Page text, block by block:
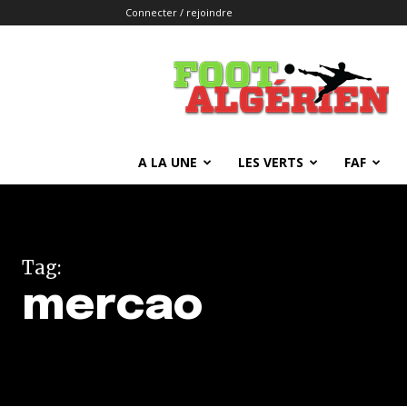
Connecter / rejoindre
FOOTALGERIEN
A LA UNE LES VERTS FAF
Tag:
mercao